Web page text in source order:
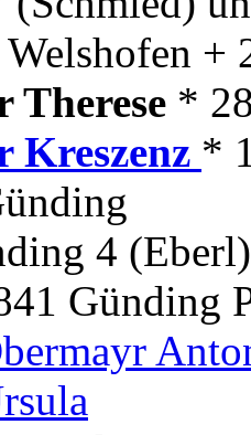
+
Therese *
Kreszenz *
4 (Eberl)